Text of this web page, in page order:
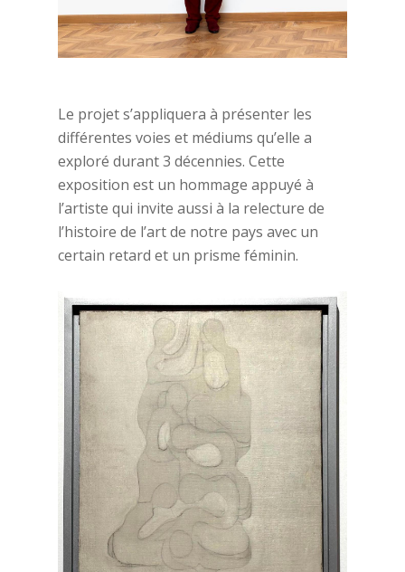
Le projet s’appliquera à présenter les
différentes voies et médiums qu’elle a
exploré durant 3 décennies. Cette
exposition est un hommage appuyé à
l’artiste qui invite aussi à la relecture de
l’histoire de l’art de notre pays avec un
certain retard et un prisme féminin.